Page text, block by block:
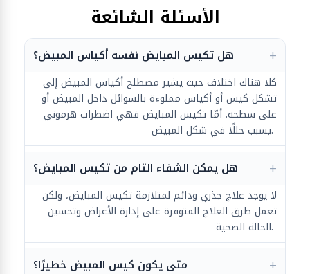
الأسئلة الشائعة
كلا هناك اختلاف حيث يشير مصطلح أكياس المبيض إلى
تشكل كيس أو أكياس مملوءة بالسوائل داخل المبيض أو
على سطحه. أمّا تكيس المبايض فهي اضطراب هرموني
يسبب خللًا في شكل المبيض.
لا يوجد علاج جذري ودائم لمتلازمة تكيس المبايض، ولكن
تعمل طرق العلاج المتوفرة على إدارة الأعراض وتحسين
الحالة الصحية.